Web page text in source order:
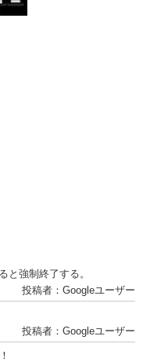
と強制終了する。
投稿者：Googleユーザー
投稿者：Googleユーザー